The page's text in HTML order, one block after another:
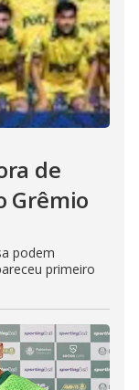
de
Grêmio
podem
primeiro